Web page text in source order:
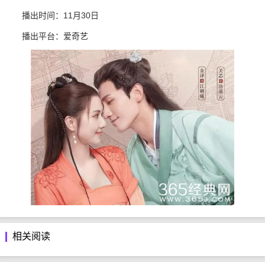
播出时间：11月30日
播出平台：爱奇艺
相关阅读